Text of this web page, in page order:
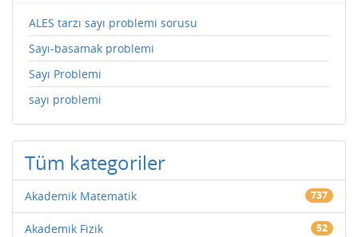
ALES tarzı sayı problemi sorusu
Sayı-basamak problemi
Sayı Problemi
sayı problemi
Tüm kategoriler
Akademik Matematik 737
Akademik Fizik 52